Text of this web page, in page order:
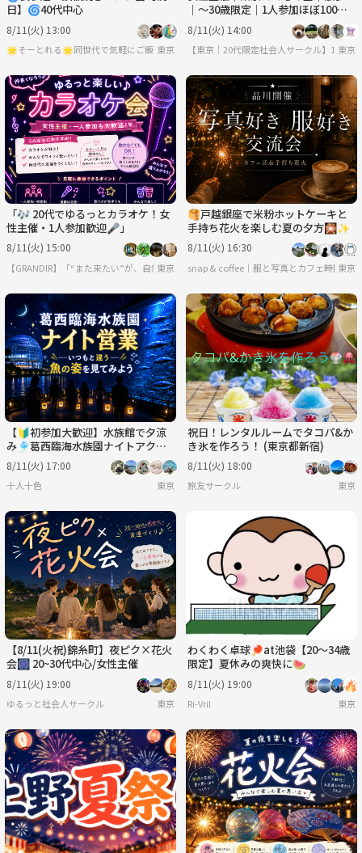
日】🌀40代中心
8/11(火) 13:00
🌟そーとれる🌟同世代で気軽にご飯会東京
｜〜30歳限定｜1人参加ほぼ100%
｜友達作り
8/11(火) 14:00
【東京｜20代限定社会人サークル】1人参
東京
「🎶 20代でゆるっとカラオケ！女
性主催・1人参加歓迎🎤」
8/11(火) 15:00
【GRANDIR】「“また来たい”が、自然と増えていくコミュニティ
東京
🥞戸越銀座で米粉ホットケーキと
手持ち花火を楽しむ夏の夕方🎇✨
8/11(火) 16:30
snap & coffee｜服と写真とカフェ時間東京
【🔰初参加大歓迎】水族館で夕涼
み🎐葛西臨海水族園ナイトアクア
リウム【特別回】
8/11(火) 17:00
十人十色 東京
祝日！レンタルルームでタコパ&か
き氷を作ろう！ (東京都新宿)
8/11(火) 18:00
旅友サークル 東京
【8/11(火祝)錦糸町】夜ピク×花火
会🎆 20~30代中心/女性主催
8/11(火) 19:00
ゆるっと社会人サークル 東京
わくわく卓球🏓at池袋【20〜34歳
限定】夏休みの爽快に🍉
8/11(火) 19:00
Ri-Vril 東京